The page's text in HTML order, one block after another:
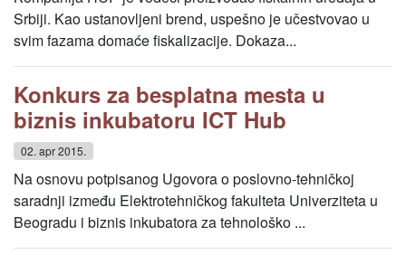
Srbiji. Kao ustanovljeni brend, uspešno je učestvovao u
svim fazama domaće fiskalizacije. Dokaza...
Konkurs za besplatna mesta u
biznis inkubatoru ICT Hub
02. apr 2015.
Na osnovu potpisanog Ugovora o poslovno-tehničkoj
saradnji između Elektrotehničkog fakulteta Univerziteta u
Beogradu i biznis inkubatora za tehnološko ...